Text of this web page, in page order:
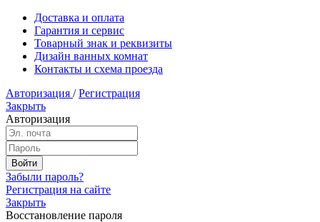
Доставка и оплата
Гарантия и сервис
Товарный знак и реквизиты
Дизайн ванных комнат
Контакты и схема проезда
Авторизация / Регистрация
Закрыть
Авторизация
Забыли пароль?
Регистрация на сайте
Закрыть
Восстановление пароля